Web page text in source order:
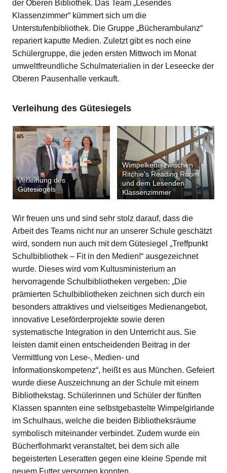
der Oberen Bibliothek. Das Team „Lesendes
Klassenzimmer“ kümmert sich um die
Unterstufenbibliothek. Die Gruppe „Bücherambulanz“
repariert kaputte Medien. Zuletzt gibt es noch eine
Schülergruppe, die jeden ersten Mittwoch im Monat
umweltfreundliche Schulmaterialien in der Leseecke der
Oberen Pausenhalle verkauft.
Verleihung des Gütesiegels
Verleihung des
Gütesiegels
Wimpelkette zwischen
Ritchie's Reading Room
und dem Lesenden
Klassenzimmer
Wir freuen uns und sind sehr stolz darauf, dass die
Arbeit des Teams nicht nur an unserer Schule geschätzt
wird, sondern nun auch mit dem Gütesiegel „Treffpunkt
Schulbibliothek – Fit in den Medien!“ ausgezeichnet
wurde. Dieses wird vom Kultusministerium an
hervorragende Schulbibliotheken vergeben: „Die
prämierten Schulbibliotheken zeichnen sich durch ein
besonders attraktives und vielseitiges Medienangebot,
innovative Leseförderprojekte sowie deren
systematische Integration in den Unterricht aus. Sie
leisten damit einen entscheidenden Beitrag in der
Vermittlung von Lese-, Medien- und
Informationskompetenz“, heißt es aus München. Gefeiert
wurde diese Auszeichnung an der Schule mit einem
Bibliothekstag. Schülerinnen und Schüler der fünften
Klassen spannten eine selbstgebastelte Wimpelgirlande
im Schulhaus, welche die beiden Bibliotheksräume
symbolisch miteinander verbindet. Zudem wurde ein
Bücherflohmarkt veranstaltet, bei dem sich alle
begeisterten Leseratten gegen eine kleine Spende mit
neuem Futter versorgen konnten.